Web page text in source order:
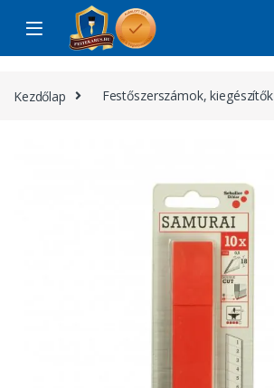
Skip to navigation
Skip to content
Kezdőlap Festőszerszámok, kiegészítők